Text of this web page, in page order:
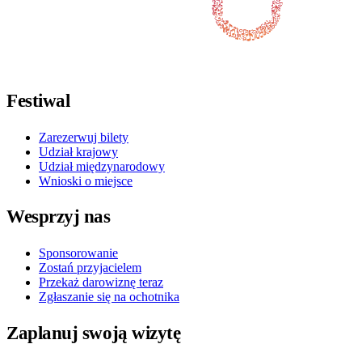
Festiwal
Zarezerwuj bilety
Udział krajowy
Udział międzynarodowy
Wnioski o miejsce
Wesprzyj nas
Sponsorowanie
Zostań przyjacielem
Przekaż darowiznę teraz
Zgłaszanie się na ochotnika
Zaplanuj swoją wizytę